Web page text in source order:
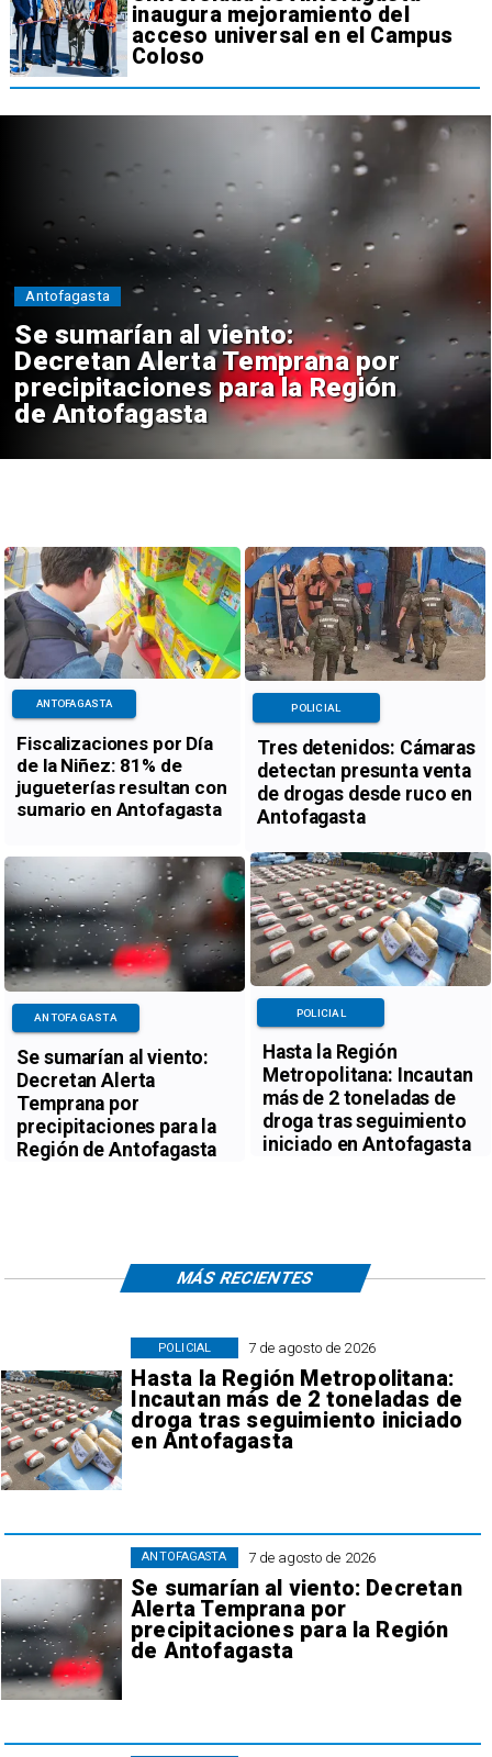
inaugura mejoramiento del
acceso universal en el Campus
Coloso
Se sumarían al viento:
Decretan Alerta Temprana por
precipitaciones para la Región
de Antofagasta
Antofagasta
Fiscalizaciones por Día
de la Niñez: 81% de
jugueterías resultan con
sumario en Antofagasta
ANTOFAGASTA
Tres detenidos: Cámaras
detectan presunta venta
de drogas desde ruco en
Antofagasta
POLICIAL
Se sumarían al viento:
Decretan Alerta
Temprana por
precipitaciones para la
Región de Antofagasta
ANTOFAGASTA
Hasta la Región
Metropolitana: Incautan
más de 2 toneladas de
droga tras seguimiento
iniciado en Antofagasta
POLICIAL
7 de agosto de 2026
Hasta la Región Metropolitana:
Incautan más de 2 toneladas de
droga tras seguimiento iniciado
en Antofagasta
POLICIAL
7 de agosto de 2026
Se sumarían al viento: Decretan
Alerta Temprana por
precipitaciones para la Región
de Antofagasta
ANTOFAGASTA
MÁS RECIENTES